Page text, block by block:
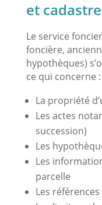
et cadastre
Le service
foncière,
hypothèques)
ce qui concerne :
La propriété
Les actes
succession)
Les
Les
parcelle
Les